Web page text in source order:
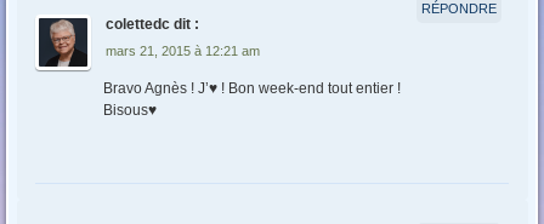
colettedc dit :
mars 21, 2015 à 12:21 am
Bravo Agnès ! J’♥ ! Bon week-end tout entier !
Bisous♥
RÉPONDRE